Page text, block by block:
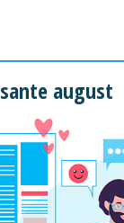
august